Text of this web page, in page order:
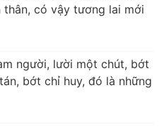
thân, có vậy tương lai mới
người, lười một chút, bớt
bớt chỉ huy, đó là những